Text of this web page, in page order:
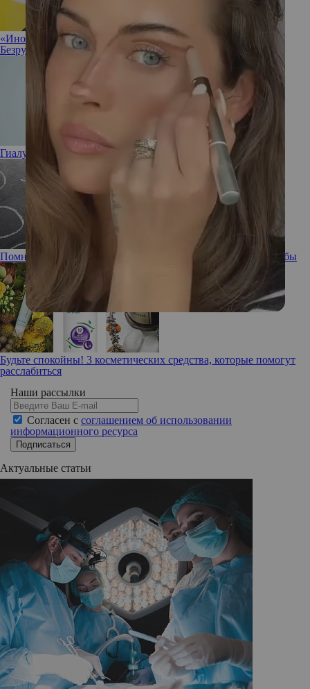
«Иногда полезно разрешить себе ничего не делать»: Ирина
Безрукова не против прокрастинации
Гиалуроновая кислота: полезна или вредна
Помнишь ли ты: забывчивость, ее причины и способы борьбы
Будьте спокойны! 3 косметических средства, которые помогут
расслабиться
Наши рассылки
Согласен с соглашением об использовании
информационного ресурса
Подписаться
Актуальные статьи